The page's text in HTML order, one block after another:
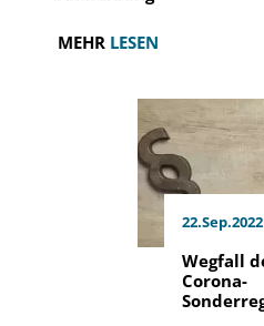
MEHR LESEN
22.Sep.2022
Wegfall
Corona-